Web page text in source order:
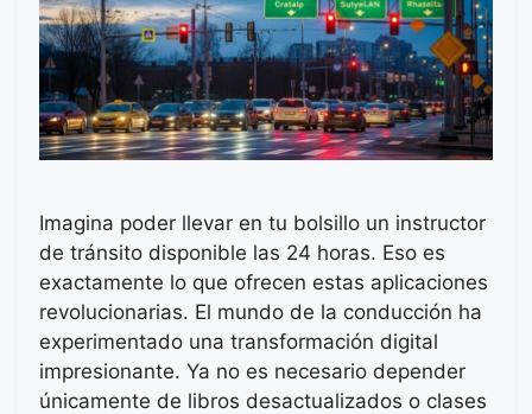
Imagina poder llevar en tu bolsillo un instructor
de tránsito disponible las 24 horas. Eso es
exactamente lo que ofrecen estas aplicaciones
revolucionarias. El mundo de la conducción ha
experimentado una transformación digital
impresionante. Ya no es necesario depender
únicamente de libros desactualizados o clases